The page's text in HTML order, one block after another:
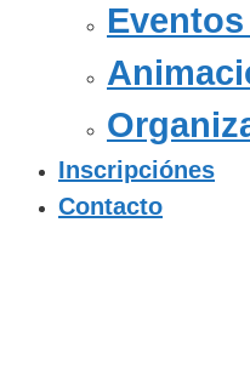
Inscripciónes
Contacto